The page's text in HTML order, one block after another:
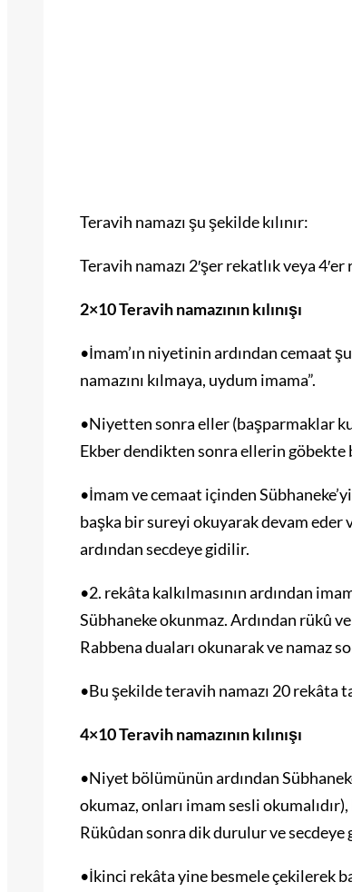
Teravih namazı şu şekilde kılınır:
Teravih namazı 2′şer rekatlık veya
2×10 Teravih namazının kılınışı
•İmam’ın niyetinin ardından cemaat
namazını kılmaya, uydum imama”.
•Niyetten sonra eller (başparmaklar
Ekber dendikten sonra ellerin göbekte
•İmam ve cemaat içinden
başka bir sureyi okuyarak devam eder
ardından secdeye gidilir.
•2. rekâta kalkılmasının ardından
Sübhaneke okunmaz. Ardından rükû
Rabbena duaları okunarak ve namaz
•Bu şekilde teravih namazı 20 rekâta
4×10 Teravih namazının kılınışı
•Niyet bölümünün ardından
okumaz, onları imam sesli
Rükûdan sonra dik durulur ve secdeye
•İkinci rekâta yine besmele çekilerek